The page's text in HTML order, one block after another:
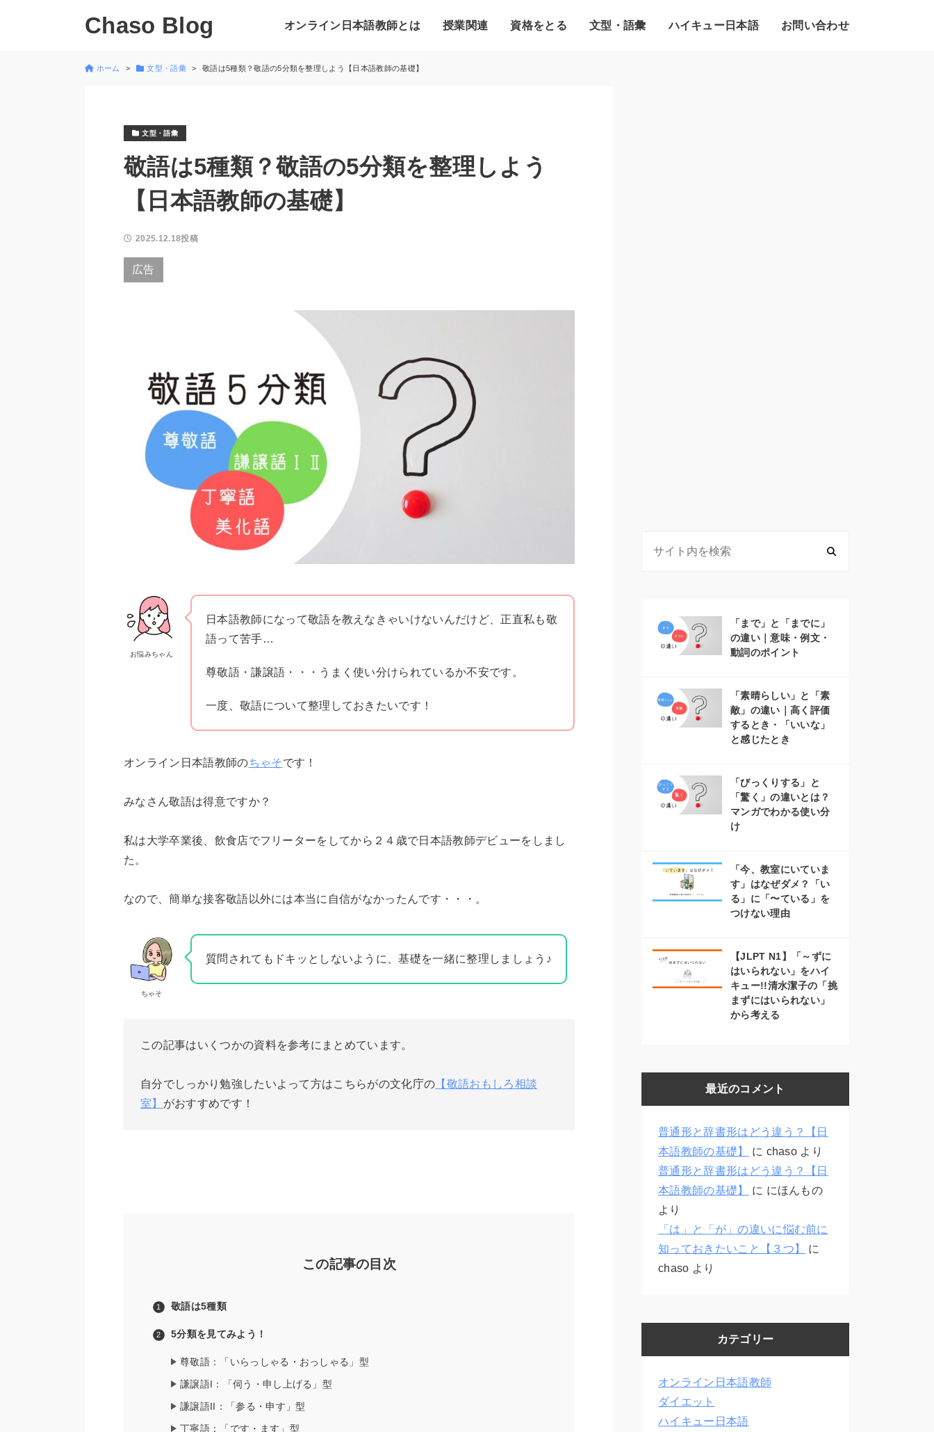
Chaso Blog オンライン日本語教師とは 授業関連 資格をとる 文型・語彙 ハイキュー日本語 お問い合わせ
ホーム 文型・語彙 敬語は5種類？敬語の5分類を整理しよう【日本語教師の基礎】
文型・語彙
敬語は5種類？敬語の5分類を整理しよう
【日本語教師の基礎】
2025.12.18投稿
広告
お悩みちゃん
日本語教師になって敬語を教えなきゃいけないんだけど、正直私も敬
語って苦手…
尊敬語・謙譲語・・・うまく使い分けられているか不安です。
一度、敬語について整理しておきたいです！
オンライン日本語教師のちゃそです！
みなさん敬語は得意ですか？
私は大学卒業後、飲食店でフリーターをしてから２４歳で日本語教師デビューをしまし
た。
なので、簡単な接客敬語以外には本当に自信がなかったんです・・・。
ちゃそ
質問されてもドキッとしないように、基礎を一緒に整理しましょう♪
この記事はいくつかの資料を参考にまとめています。
自分でしっかり勉強したいよって方はこちらがの文化庁の 【敬語おもしろ相談
室】 がおすすめです！
この記事の目次
敬語は5種類
5分類を見てみよう！
尊敬語：「いらっしゃる・おっしゃる」型
謙譲語I：「伺う・申し上げる」型
謙譲語II：「参る・申す」型
丁寧語：「です・ます」型
「まで」と「までに」
の違い｜意味・例文・
動詞のポイント
「素晴らしい」と「素
敵」の違い｜高く評価
するとき・「いいな」
と感じたとき
「びっくりする」と
「驚く」の違いとは？
マンガでわかる使い分
け
「今、教室にいていま
す」はなぜダメ？「い
る」に「〜ている」を
つけない理由
【JLPT N1】「～ずに
はいられない」をハイ
キュー!!清水潔子の「挑
まずにはいられない」
から考える
最近のコメント
普通形と辞書形はどう違う？【日
本語教師の基礎】
に chaso より
普通形と辞書形はどう違う？【日
本語教師の基礎】
に にほんもの
より
「は」と「が」の違いに悩む前に
知っておきたいこと【３つ】
に
chaso より
カテゴリー
オンライン日本語教師
ダイエット
ハイキュー日本語